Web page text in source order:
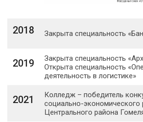
2018 Закрыта специальность
2019
Закрыта специальность
Открыта специальность
деятельность в логистике»
2021
Колледж – победитель
социально-экономического
Центрального района